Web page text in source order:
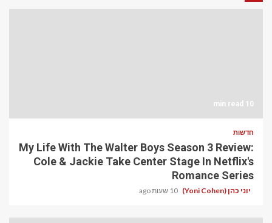
10 min read
חדשות
My Life With The Walter Boys Season 3 Review:
Cole & Jackie Take Center Stage In Netflix's
Romance Series
יוני כהן (Yoni Cohen) 10 שעות ago